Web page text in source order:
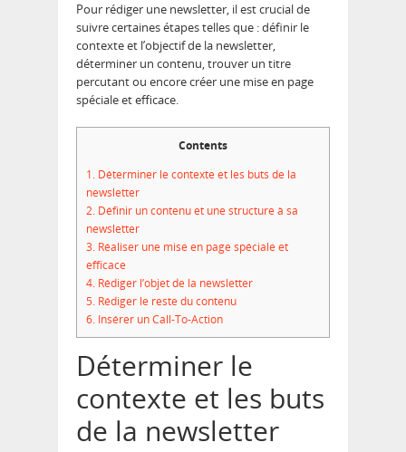
Pour rédiger une newsletter, il est crucial de
suivre certaines étapes telles que : définir le
contexte et l’objectif de la newsletter,
déterminer un contenu, trouver un titre
percutant ou encore créer une mise en page
spéciale et efficace.
Contents
1. Déterminer le contexte et les buts de la
newsletter
2. Définir un contenu et une structure à sa
newsletter
3. Réaliser une mise en page spéciale et
efficace
4. Rédiger l’objet de la newsletter
5. Rédiger le reste du contenu
6. Insérer un Call-To-Action
Déterminer le
contexte et les buts
de la newsletter